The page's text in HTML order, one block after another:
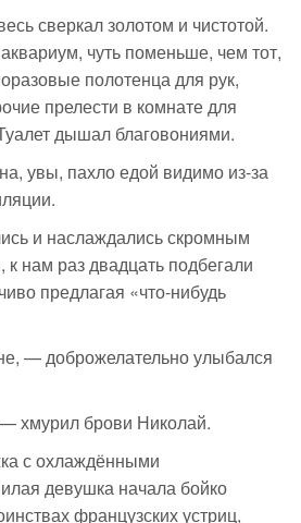
сверкал золотом и чистотой.
чуть поменьше, чем тот,
полотенца для рук,
прелести в комнате для
дышал благовониями.
увы, пахло едой видимо из-за
и наслаждались скромным
нам раз двадцать подбегали
предлагая «что-нибудь
— доброжелательно улыбался
хмурил брови Николай.
с охлаждёнными
девушка начала бойко
французских устриц,